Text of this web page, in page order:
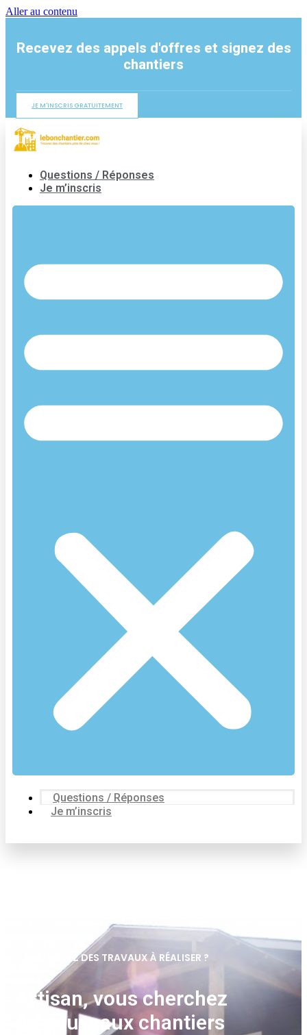
Aller au contenu
Recevez des appels d'offres et signez des
chantiers
JE M'INSCRIS GRATUITEMENT
Questions / Réponses
Je m’inscris
Questions / Réponses
Je m’inscris
VOUS AVEZ DES TRAVAUX À RÉALISER ?
Artisan, vous cherchez
de nouveaux chantiers